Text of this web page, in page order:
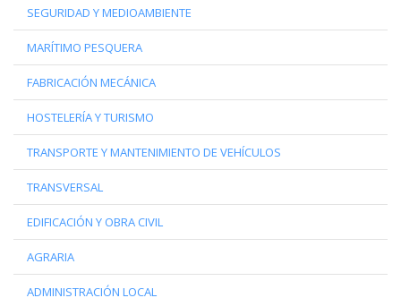
SEGURIDAD Y MEDIOAMBIENTE
MARÍTIMO PESQUERA
FABRICACIÓN MECÁNICA
HOSTELERÍA Y TURISMO
TRANSPORTE Y MANTENIMIENTO DE VEHÍCULOS
TRANSVERSAL
EDIFICACIÓN Y OBRA CIVIL
AGRARIA
ADMINISTRACIÓN LOCAL